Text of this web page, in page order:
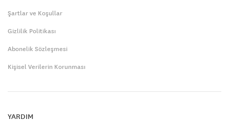
Şartlar ve Koşullar
Gizlilik Politikası
Abonelik Sözleşmesi
Kişisel Verilerin Korunması
YARDIM